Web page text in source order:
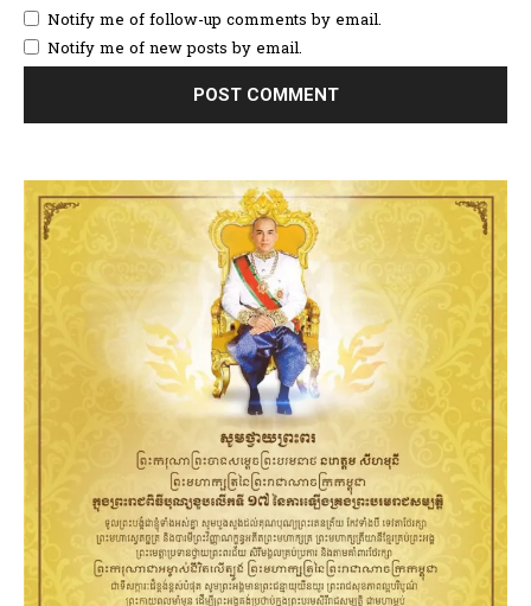
Notify me of follow-up comments by email.
Notify me of new posts by email.